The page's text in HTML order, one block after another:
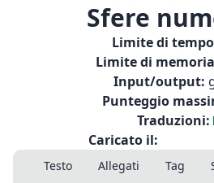
Sfere
Limite di
Limite di
Input/output:
Punteggio
Traduzioni:
Caricato il:
Testo Allegati Tag